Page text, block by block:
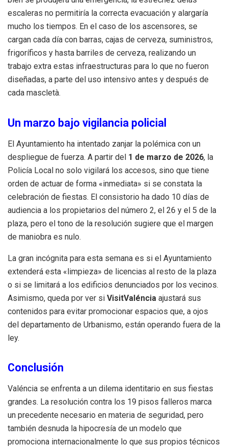
escaleras no permitiría la correcta evacuación y alargaría
mucho los tiempos. En el caso de los ascensores, se
cargan cada día con barras, cajas de cerveza, suministros,
frigoríficos y hasta barriles de cerveza, realizando un
trabajo extra estas infraestructuras para lo que no fueron
diseñadas, a parte del uso intensivo antes y después de
cada mascletà.
Un marzo bajo vigilancia policial
El Ayuntamiento ha intentado zanjar la polémica con un
despliegue de fuerza. A partir del 1 de marzo de 2026, la
Policía Local no solo vigilará los accesos, sino que tiene
orden de actuar de forma «inmediata» si se constata la
celebración de fiestas. El consistorio ha dado 10 días de
audiencia a los propietarios del número 2, el 26 y el 5 de la
plaza, pero el tono de la resolución sugiere que el margen
de maniobra es nulo.
La gran incógnita para esta semana es si el Ayuntamiento
extenderá esta «limpieza» de licencias al resto de la plaza
o si se limitará a los edificios denunciados por los vecinos.
Asimismo, queda por ver si VisitValéncia ajustará sus
contenidos para evitar promocionar espacios que, a ojos
del departamento de Urbanismo, están operando fuera de la
ley.
Conclusión
Valéncia se enfrenta a un dilema identitario en sus fiestas
grandes. La resolución contra los 19 pisos falleros marca
un precedente necesario en materia de seguridad, pero
también desnuda la hipocresía de un modelo que
promociona internacionalmente lo que sus propios técnicos